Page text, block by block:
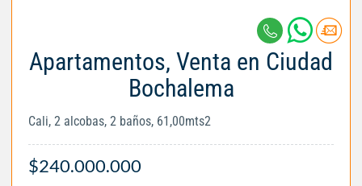
Apartamentos, Venta en Ciudad
Bochalema
Cali, 2 alcobas, 2 baños, 61,00mts2
$240.000.000